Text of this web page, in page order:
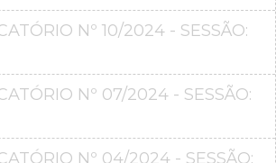
Nº 10/2024 - SESSÃO:
Nº 07/2024 - SESSÃO:
Nº 04/2024 - SESSÃO: